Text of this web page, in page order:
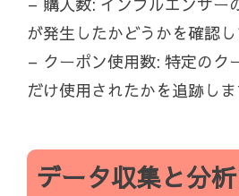
が発生したかどうかを確認し
– クーポン使用数: 特定のク
だけ使用されたかを追跡しま
データ収集と分